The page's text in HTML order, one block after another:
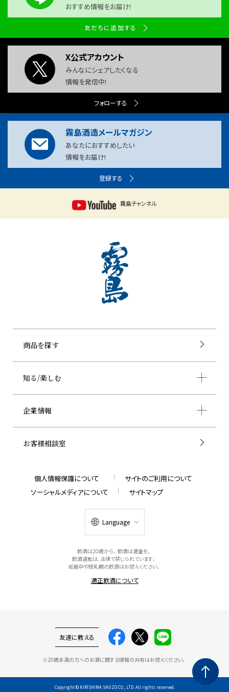
おすすめ情報をお届け!
友だちに追加する
X公式アカウント
みんなにシェアしたくなる
情報を発信中!
フォローする
霧島酒造メールマガジン
あなたにおすすめしたい
情報をお届け!
登録する
霧島チャンネル
商品を探す
知る/楽しむ
企業情報
お客様相談室
個人情報保護について
サイトのご利用について
ソーシャルメディアについて
サイトマップ
Language
飲酒は20歳から。飲酒は適量を。
飲酒運転は、法律で禁じられています。
妊娠中や授乳期の飲酒はお控えください。
適正飲酒について
友達に教える
※20歳未満の方へのお酒に関する情報の共有はお控えください。
Copyright © KIRISHIMA SHUZO CO., LTD. All rights reserved.